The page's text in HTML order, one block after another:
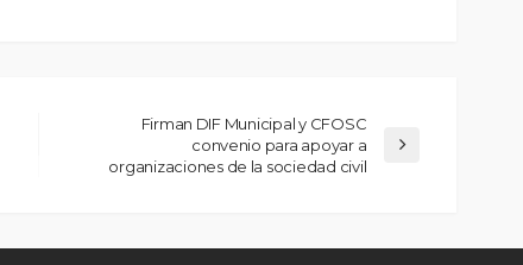
Firman DIF Municipal y CFOSC
convenio para apoyar a
organizaciones de la sociedad civil